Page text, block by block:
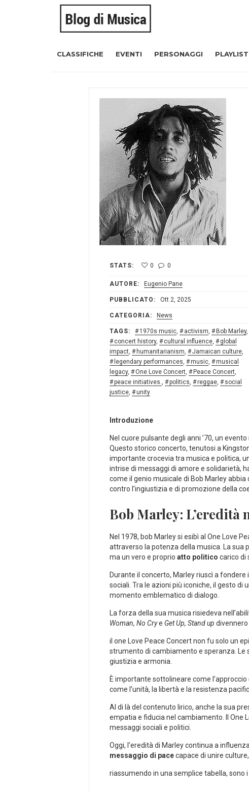
CLASSIFICHE EVENTI PERSONAGGI PLAYLIST
STATS: 0 0
AUTORE: Eugenio Pane
PUBBLICATO: Ott 2, 2025
CATEGORIA: News
TAGS: 1970s music, activism, Bob Marley,
concert history, cultural influence,
global
impact, humanitarianism, Jamaican culture,
legendary performances, music,
musical
legacy, One Love Concert, Peace Concert,
peace initiatives., politics, reggae,
social
justice, unity
Introduzione
Nel⁣ cuore pulsante degli anni‍ ’70, un
Questo storico concerto, tenutosi a
importante crocevia tra ⁤musica e ⁣politica,
intrise di messaggi ​di amore e​ solidarietà,
⁣come ‌il genio ⁢musicale di Bob Marley
contro⁢ l’ingiustizia e‍ di promozione della
Bob ⁤Marley: L’eredità
Nel 1978, bob⁣ Marley si esibì ​al⁤ One Love
attraverso la ⁣potenza⁤ della⁤ musica. La sua
‌ma un vero e proprio atto politico carico di
Durante ⁢il concerto, ‍Marley riuscì⁢ a
sociali. Tra ‍le azioni più iconiche, il gesto di
⁢momento emblematico di dialogo.
La forza della sua musica risiedeva
‌Woman,⁢ No Crye Get Up,⁤ Stand up
il one Love ‌Peace Concert non fu solo ​un
strumento di cambiamento e speranza. Le⁢
giustizia e⁣ armonia.
È importante⁣ sottolineare come
‌come l’unità, la libertà e la resistenza
Al di là⁤ del contenuto lirico, anche la ⁢sua⁣
empatia e fiducia ⁢nel cambiamento.‌ Il ‌One
messaggi sociali e politici.
Oggi, l’eredità di Marley ‍continua a
messaggio di pacecapace ⁣di unire
riassumendo in una semplice ⁢tabella, sono